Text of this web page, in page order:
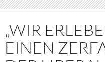
„WIR
EINEN